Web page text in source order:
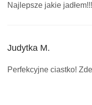
Najlepsze jakie
Judytka M.
Perfekcyjne ciastko!